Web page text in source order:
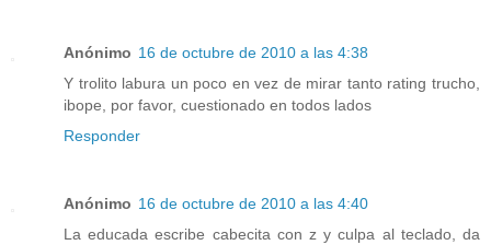
Anónimo 16 de octubre de 2010 a las 4:38
Y trolito labura un poco en vez de mirar tanto rating trucho,
ibope, por favor, cuestionado en todos lados
Responder
Anónimo 16 de octubre de 2010 a las 4:40
La educada escribe cabecita con z y culpa al teclado, da